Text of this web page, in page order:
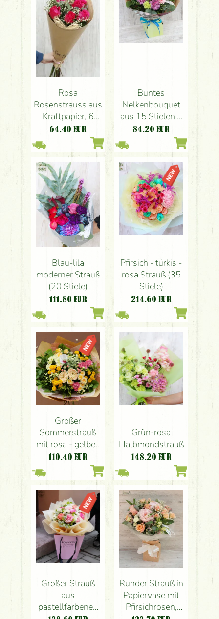
Rosa
Rosenstrauss aus
Kraftpapier, 6
Stiele
64.40 EUR
Buntes
Nelkenbouquet
aus 15 Stielen +
3 Rosen mit
84.20 EUR
Blau-lila
moderner Strauß
(20 Stiele)
111.80 EUR
Pfirsich - türkis -
rosa Strauß (35
Stiele)
214.60 EUR
Großer
Sommerstrauß
mit rosa - gelben
Farben (21 Stiele)
110.40 EUR
Grün-rosa
Halbmondstrauß
148.20 EUR
Großer Strauß
aus
pastellfarbenen
Runder Strauß in
Papiervase mit
Pfirsichrosen,